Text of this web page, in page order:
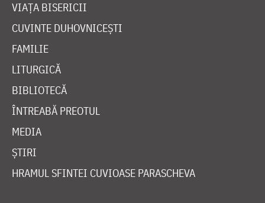
VIAȚA BISERICII
CUVINTE DUHOVNICEȘTI
FAMILIE
LITURGICĂ
BIBLIOTECĂ
ÎNTREABĂ PREOTUL
MEDIA
ȘTIRI
HRAMUL SFINTEI CUVIOASE PARASCHEVA